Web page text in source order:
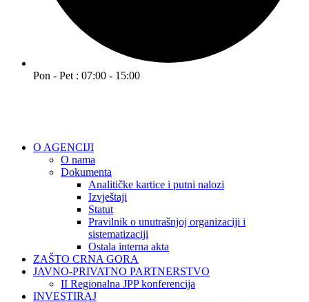
Pon - Pet : 07:00 - 15:00
O AGENCIJI
O nama
Dokumenta
Analitičke kartice i putni nalozi
Izvještaji
Statut
Pravilnik o unutrašnjoj organizaciji i
sistematizaciji
Ostala interna akta
ZAŠTO CRNA GORA
JAVNO-PRIVATNO PARTNERSTVO
II Regionalna JPP konferencija
INVESTIRAJ